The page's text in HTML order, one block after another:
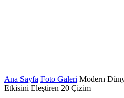
Ana Sayfa Foto Galeri Modern
Etkisini Eleştiren 20 Çizim